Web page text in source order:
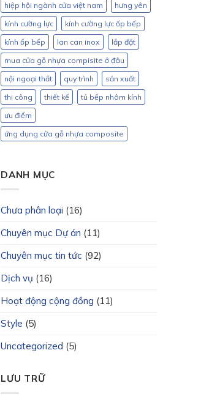
hiệp hội ngành cửa việt nam
hưng yên
kính cường lực
kính cường lực ốp bếp
kính ốp bếp
lan can inox
lắp đặt
mua cửa gỗ nhựa compisite ở đâu
nội ngoại thất
quy trình
sản xuất
thi công
thiết kế
tủ bếp nhôm kính
ưu điểm
ứng dụng cửa gỗ nhựa composite
DANH MỤC
Chưa phân loại (16)
Chuyên mục Dự án (11)
Chuyên mục tin tức (92)
Dịch vụ (16)
Hoạt động cộng đồng (11)
Style (5)
Uncategorized (5)
LƯU TRỮ